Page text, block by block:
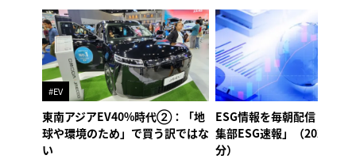
#EV
東南アジアEV40%時代②：「地
球や環境のため」で買う訳ではな
い
ESG情報を毎朝配信「オル
集部ESG速報」（2026年8
分）